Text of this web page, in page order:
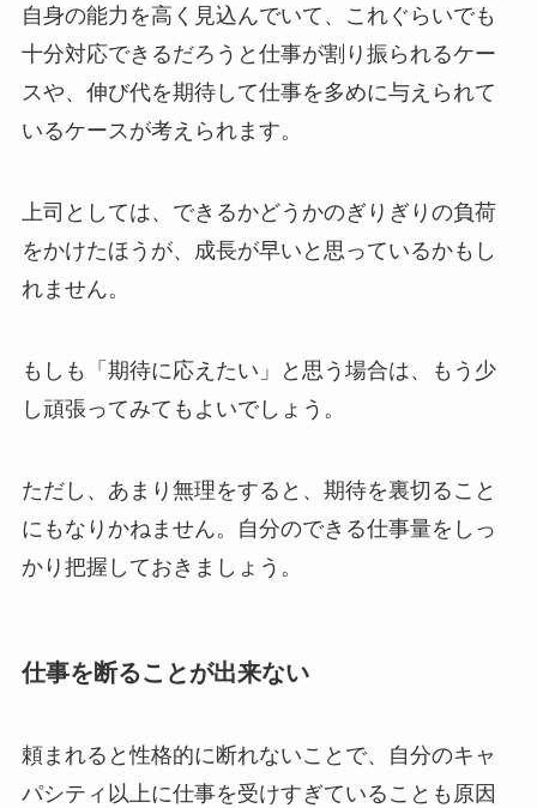
自身の能力を高く見込んでいて、これぐらいでも
十分対応できるだろうと仕事が割り振られるケー
スや、伸び代を期待して仕事を多めに与えられて
いるケースが考えられます。
上司としては、できるかどうかのぎりぎりの負荷
をかけたほうが、成長が早いと思っているかもし
れません。
もしも「期待に応えたい」と思う場合は、もう少
し頑張ってみてもよいでしょう。
ただし、あまり無理をすると、期待を裏切ること
にもなりかねません。自分のできる仕事量をしっ
かり把握しておきましょう。
仕事を断ることが出来ない
頼まれると性格的に断れないことで、自分のキャ
パシティ以上に仕事を受けすぎていることも原因